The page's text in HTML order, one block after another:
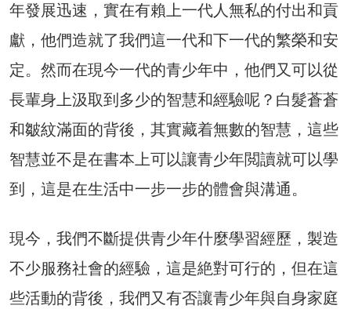
年發展迅速，實在有賴上一代人無私的付出和貢
獻，他們造就了我們這一代和下一代的繁榮和安
定。然而在現今一代的青少年中，他們又可以從
長輩身上汲取到多少的智慧和經驗呢？白髮蒼蒼
和皺紋滿面的背後，其實藏着無數的智慧，這些
智慧並不是在書本上可以讓青少年閲讀就可以學
到，這是在生活中一步一步的體會與溝通。
現今，我們不斷提供青少年什麼學習經歷，製造
不少服務社會的經驗，這是絶對可行的，但在這
些活動的背後，我們又有否讓青少年與自身家庭